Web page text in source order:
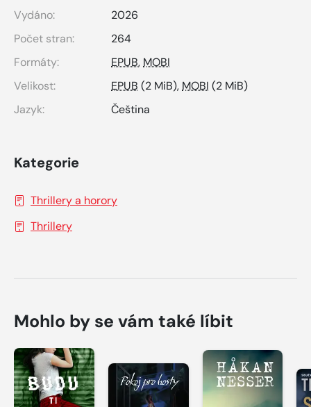
Vydáno:
2026
Počet stran:
264
Formáty:
EPUB, MOBI
Velikost:
EPUB (2 MiB), MOBI (2 MiB)
Jazyk:
Čeština
Kategorie
Thrillery a horory
Thrillery
Mohlo by se vám také líbit